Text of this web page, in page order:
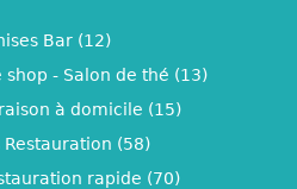
Bar (12)
shop - Salon de thé (13)
à domicile (15)
Restauration (58)
rapide (70)